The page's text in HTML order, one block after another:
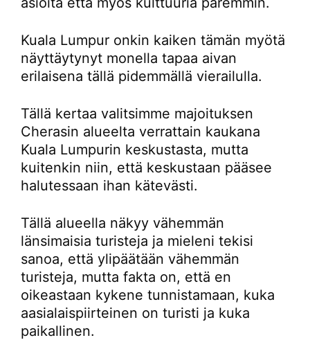
Kuala Lumpur onkin kaiken tämän myötä
näyttäytynyt monella tapaa aivan
erilaisena tällä pidemmällä vierailulla.
Tällä kertaa valitsimme majoituksen
Cherasin alueelta verrattain kaukana
Kuala Lumpurin keskustasta, mutta
kuitenkin niin, että keskustaan pääsee
halutessaan ihan kätevästi.
Tällä alueella näkyy vähemmän
länsimaisia turisteja ja mieleni tekisi
sanoa, että ylipäätään vähemmän
turisteja, mutta fakta on, että en
oikeastaan kykene tunnistamaan, kuka
aasialaispiirteinen on turisti ja kuka
paikallinen.